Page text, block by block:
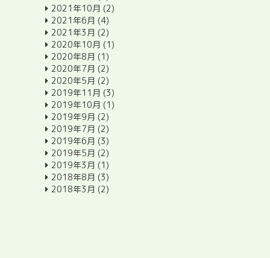
2021年10月 (2)
2021年6月 (4)
2021年3月 (2)
2020年10月 (1)
2020年8月 (1)
2020年7月 (2)
2020年5月 (2)
2019年11月 (3)
2019年10月 (1)
2019年9月 (2)
2019年7月 (2)
2019年6月 (3)
2019年5月 (2)
2019年3月 (1)
2018年8月 (3)
2018年3月 (2)